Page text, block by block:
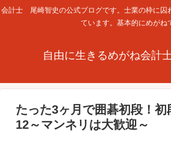
会計士 尾崎智史の公式ブログです。士業の枠に囚
ています。基本的にめがね
自由に生きるめがね会計
たった3ヶ月で囲碁初段！
12～マンネリは大歓迎～